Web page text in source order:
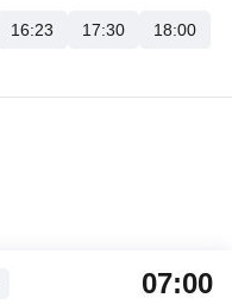
16:23 17:30
18:00
07:00